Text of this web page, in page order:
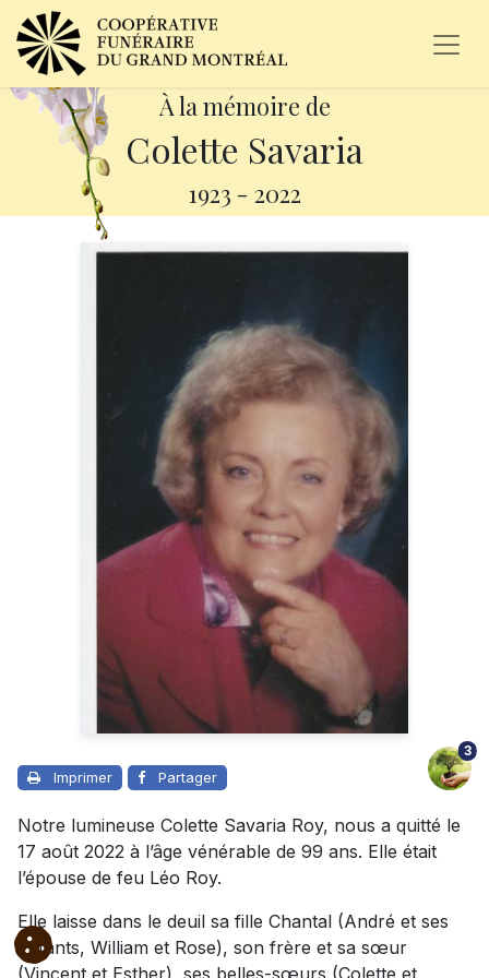
À la mémoire de
Colette Savaria
1923 - 2022
Imprimer Partager
3
Notre lumineuse Colette Savaria Roy, nous a quitté le
17 août 2022 à l’âge vénérable de 99 ans. Elle était
l’épouse de feu Léo Roy.
Elle laisse dans le deuil sa fille Chantal (André et ses
enfants, William et Rose), son frère et sa sœur
(Vincent et Esther), ses belles-sœurs (Colette et